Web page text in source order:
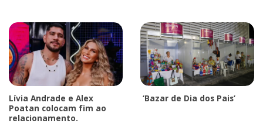
Lívia Andrade e Alex
Poatan colocam fim ao
relacionamento.
‘Bazar de Dia dos Pais’